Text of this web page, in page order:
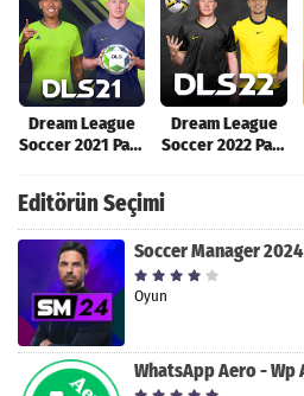
Dream League
Soccer 2021 Para
[v8.31]
Dream League
Soccer 2022 Para
Editörün Seçimi
Oyun